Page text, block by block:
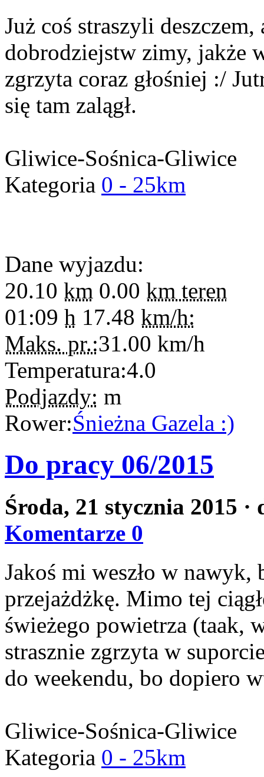
Już coś straszyli
dobrodziejstw zimy, jakże
zgrzyta coraz głośniej :/
się tam zalągł.
Gliwice-Sośnica-Gliwice
Kategoria 0 - 25km
Dane wyjazdu:
20.10 km 0.00 km teren
01:09 h 17.48 km/h:
Maks. pr.:31.00 km/h
Temperatura:4.0
Podjazdy: m
Rower:Śnieżna Gazela :)
Do pracy 06/2015
Środa, 21 stycznia 2015 ·
Komentarze 0
Jakoś mi weszło w
przejażdżkę. Mimo tej
świeżego powietrza (taak,
strasznie zgrzyta w
do weekendu, bo dopiero
Gliwice-Sośnica-Gliwice
Kategoria 0 - 25km